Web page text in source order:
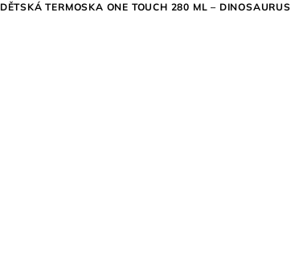
DĚTSKÁ TERMOSKA ONE TOUCH 280 ML – DINOSAURUS